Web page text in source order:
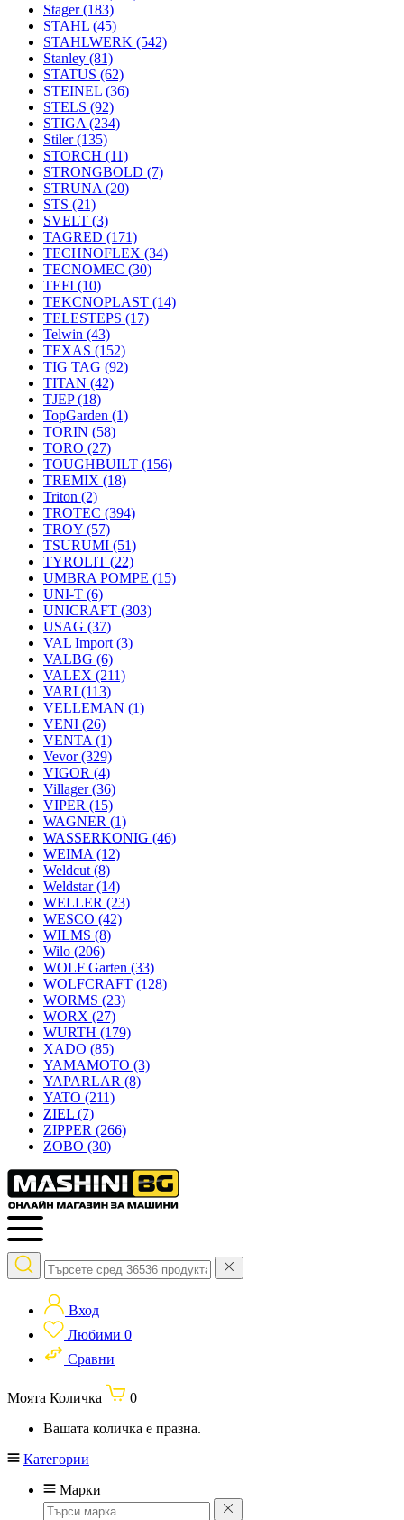
Stager(183)
STAHL (45)
STAHLWERK (542)
Stanley (81)
STATUS (62)
STEINEL (36)
STELS (92)
STIGA (234)
Stiler(135)
STORCH (11)
STRONGBOLD (7)
STRUNA (20)
STS (21)
SVELT (3)
TAGRED (171)
TECHNOFLEX (34)
TECNOMEC (30)
TEFI (10)
TEKCNOPLAST (14)
TELESTEPS (17)
Telwin (43)
TEXAS (152)
TIG TAG (92)
TITAN (42)
TJEP(18)
TopGarden (1)
TORIN (58)
TORO (27)
TOUGHBUILT (156)
TREMIX (18)
Triton (2)
TROTEC (394)
TROY (57)
TSURUMI (51)
TYROLIT (22)
UMBRA POMPE (15)
UNI-T (6)
UNICRAFT (303)
USAG (37)
VAL Import (3)
VALBG (6)
VALEX (211)
VARI (113)
VELLEMAN (1)
VENI (26)
VENTA (1)
Vevor(329)
VIGOR (4)
Villager(36)
VIPER (15)
WAGNER (1)
WASSERKONIG (46)
WEIMA (12)
Weldcut (8)
Weldstar(14)
WELLER (23)
WESCO (42)
WILMS (8)
Wilo (206)
WOLF Garten (33)
WOLFCRAFT (128)
WORMS (23)
WORX (27)
WURTH (179)
XADO (85)
YAMAMOTO (3)
YAPARLAR (8)
YATO (211)
ZIEL (7)
ZIPPER (266)
ZOBO (30)
Вход
Любими 0
Сравни
Моята Количка
0
Вашата количка е празна.
Категории
Марки